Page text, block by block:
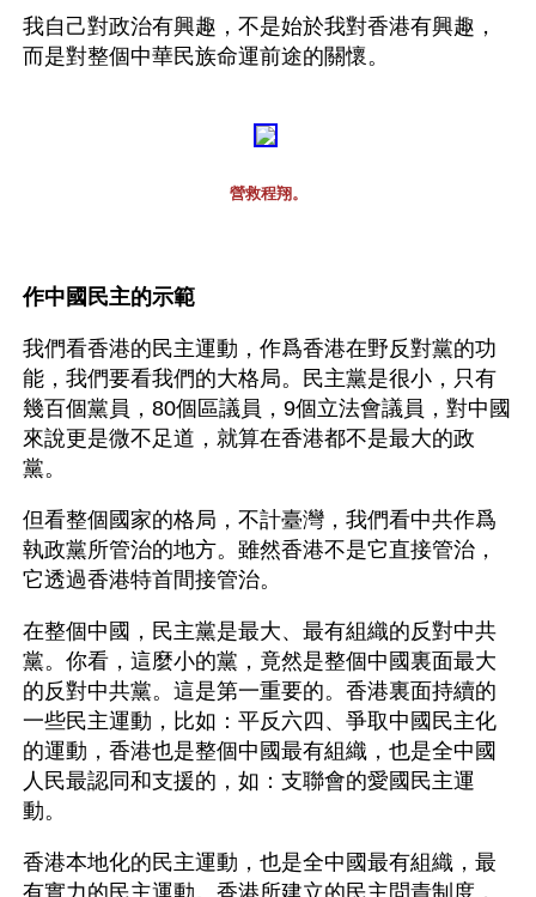
我自己對政治有興趣，不是始於我對香港有興趣，
而是對整個中華民族命運前途的關懷。
營救程翔。
作中國民主的示範
我們看香港的民主運動，作爲香港在野反對黨的功
能，我們要看我們的大格局。民主黨是很小，只有
幾百個黨員，80個區議員，9個立法會議員，對中國
來說更是微不足道，就算在香港都不是最大的政
黨。
但看整個國家的格局，不計臺灣，我們看中共作爲
執政黨所管治的地方。雖然香港不是它直接管治，
它透過香港特首間接管治。
在整個中國，民主黨是最大、最有組織的反對中共
黨。你看，這麼小的黨，竟然是整個中國裏面最大
的反對中共黨。這是第一重要的。香港裏面持續的
一些民主運動，比如：平反六四、爭取中國民主化
的運動，香港也是整個中國最有組織，也是全中國
人民最認同和支援的，如：支聯會的愛國民主運
動。
香港本地化的民主運動，也是全中國最有組織，最
有實力的民主運動。香港所建立的民主問責制度，